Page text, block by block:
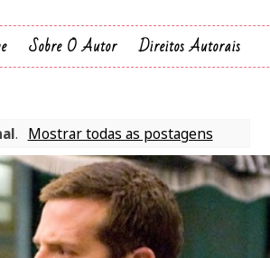
Sobre O Autor Direitos Autorais
. Mostrar todas as postagens